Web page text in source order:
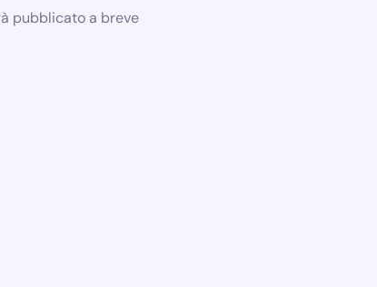
pubblicato a breve